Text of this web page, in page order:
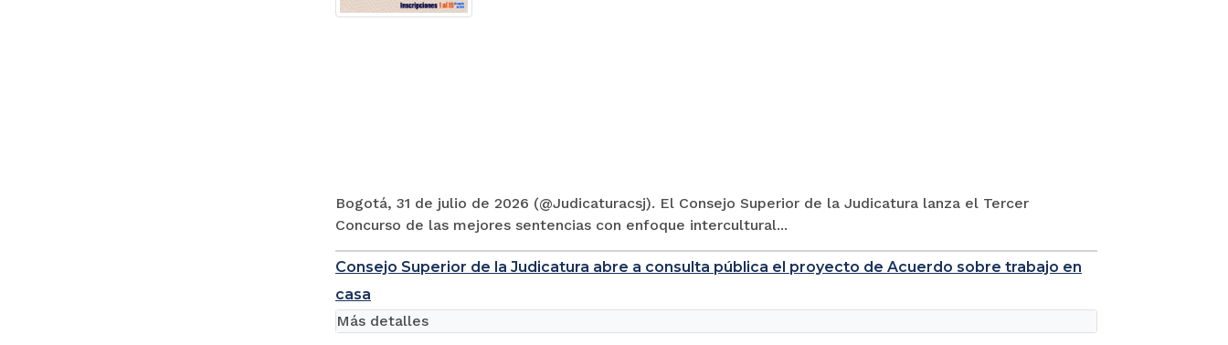
Bogotá, 31 de julio de 2026 (@Judicaturacsj). El Consejo Superior de la Judicatura lanza el Tercer
Concurso de las mejores sentencias con enfoque intercultural...
Consejo Superior de la Judicatura abre a consulta pública el proyecto de Acuerdo sobre trabajo en
casa
Más detalles